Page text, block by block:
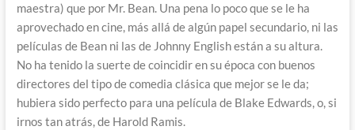
maestra) que por Mr. Bean. Una pena lo poco que se le ha
aprovechado en cine, más allá de algún papel secundario, ni las
películas de Bean ni las de Johnny English están a su altura.
No ha tenido la suerte de coincidir en su época con buenos
directores del tipo de comedia clásica que mejor se le da;
hubiera sido perfecto para una película de Blake Edwards, o, si
irnos tan atrás, de Harold Ramis.